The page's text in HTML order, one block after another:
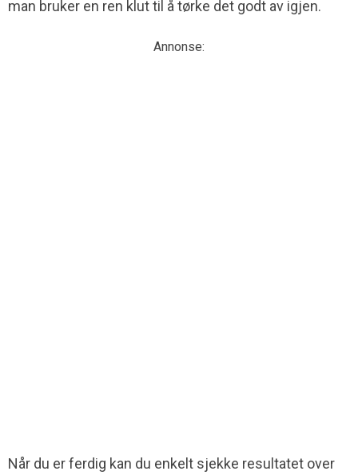
man bruker en ren klut til å tørke det godt av igjen.
Annonse:
Når du er ferdig kan du enkelt sjekke resultatet over